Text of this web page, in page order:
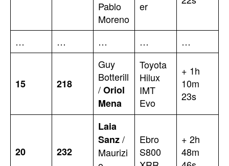
Pablo
Moreno
er
… … … … …
15 218
Guy
Botterill
/Oriol
Mena
Toyota
Hilux
IMT
Evo
+ 1h
10m
23s
20 232
Laia
Sanz/
Maurizi
Ebro
S800
+ 2h
48m